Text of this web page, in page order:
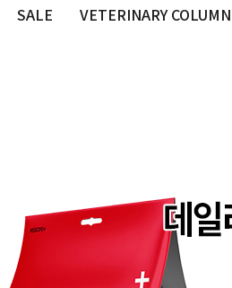
SALE VETERINARY COLUMN